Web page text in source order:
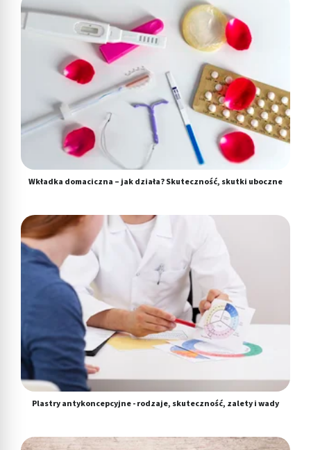
Wkładka domaciczna – jak działa? Skuteczność, skutki uboczne
Plastry antykoncepcyjne - rodzaje, skuteczność, zalety i wady